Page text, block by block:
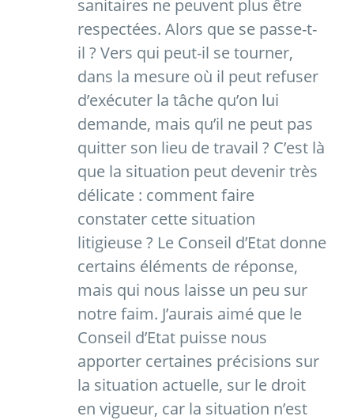
sanitaires ne peuvent plus être
respectées. Alors que se passe-t-
il ? Vers qui peut-il se tourner,
dans la mesure où il peut refuser
d’exécuter la tâche qu’on lui
demande, mais qu’il ne peut pas
quitter son lieu de travail ? C’est là
que la situation peut devenir très
délicate : comment faire
constater cette situation
litigieuse ? Le Conseil d’Etat donne
certains éléments de réponse,
mais qui nous laisse un peu sur
notre faim. J’aurais aimé que le
Conseil d’Etat puisse nous
apporter certaines précisions sur
la situation actuelle, sur le droit
en vigueur, car la situation n’est